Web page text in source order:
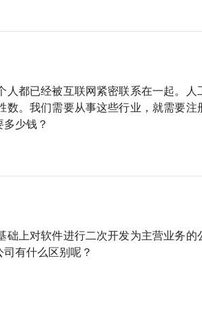
都已经被互联网紧密联系在一起。人
。我们需要从事这些行业，就需要注
少钱？
础上对软件进行二次开发为主营业务的
有什么区别呢？